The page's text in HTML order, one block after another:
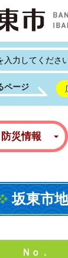
ページ
災情報
坂東市
Ｎｏ．